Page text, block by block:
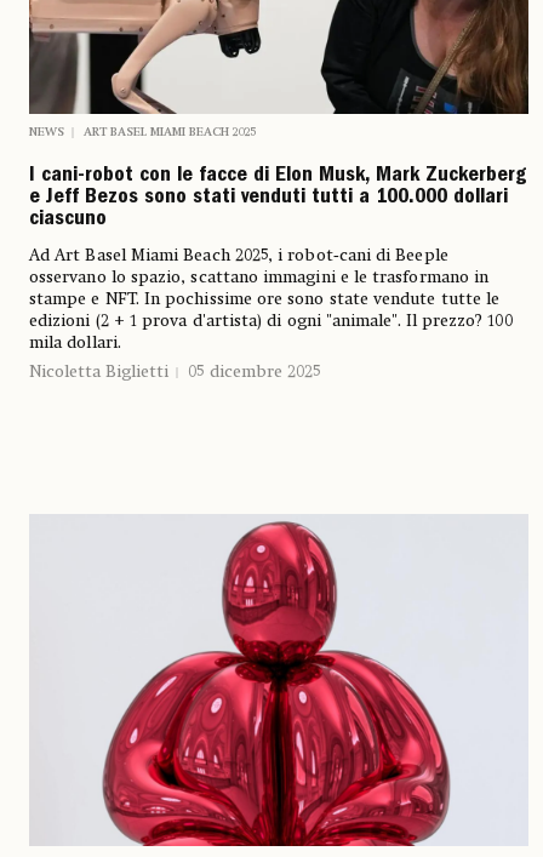
NEWS ART BASEL MIAMI BEACH 2025
I cani-robot con le facce di Elon Musk, Mark Zuckerberg
e Jeff Bezos sono stati venduti tutti a 100.000 dollari
ciascuno
Ad Art Basel Miami Beach 2025, i robot‑cani di Beeple
osservano lo spazio, scattano immagini e le trasformano in
stampe e NFT. In pochissime ore sono state vendute tutte le
edizioni (2 + 1 prova d'artista) di ogni "animale". Il prezzo? 100
mila dollari.
Nicoletta Biglietti
05 dicembre 2025